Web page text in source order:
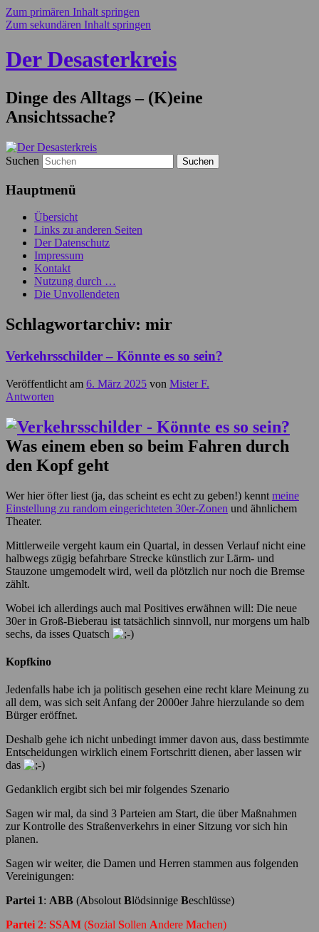
Zum primären Inhalt springen
Zum sekundären Inhalt springen
Der Desasterkreis
Dinge des Alltags – (K)eine
Ansichtssache?
Suchen
Hauptmenü
Übersicht
Links zu anderen Seiten
Der Datenschutz
Impressum
Kontakt
Nutzung durch …
Die Unvollendeten
Schlagwortarchiv: mir
Verkehrsschilder – Könnte es so sein?
Veröffentlicht am 6. März 2025 von Mister F.
Antworten
Was einem eben so beim Fahren durch
den Kopf geht
Wer hier öfter liest (ja, das scheint es echt zu geben!) kennt meine
Einstellung zu random eingerichteten 30er-Zonen und ähnlichem
Theater.
Mittlerweile vergeht kaum ein Quartal, in dessen Verlauf nicht eine
halbwegs zügig befahrbare Strecke künstlich zur Lärm- und
Stauzone umgemodelt wird, weil da plötzlich nur noch die Bremse
zählt.
Wobei ich allerdings auch mal Positives erwähnen will: Die neue
30er in Groß-Bieberau ist tatsächlich sinnvoll, nur morgens um halb
sechs, da isses Quatsch
Kopfkino
Jedenfalls habe ich ja politisch gesehen eine recht klare Meinung zu
all dem, was sich seit Anfang der 2000er Jahre hierzulande so dem
Bürger eröffnet.
Deshalb gehe ich nicht unbedingt immer davon aus, dass bestimmte
Entscheidungen wirklich einem Fortschritt dienen, aber lassen wir
das
Gedanklich ergibt sich bei mir folgendes Szenario
Sagen wir mal, da sind 3 Parteien am Start, die über Maßnahmen
zur Kontrolle des Straßenverkehrs in einer Sitzung vor sich hin
planen.
Sagen wir weiter, die Damen und Herren stammen aus folgenden
Vereinigungen:
Partei 1: ABB (Absolout Blödsinnige Beschlüsse)
Partei 2: SSAM (Sozial Sollen Andere Machen)